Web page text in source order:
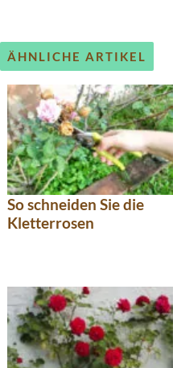
ÄHNLICHE ARTIKEL
So schneiden Sie die
Kletterrosen